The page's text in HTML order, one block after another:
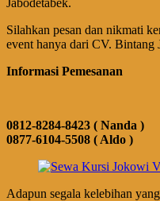
Jabodetabek.
Silahkan pesan dan nikmati
event hanya dari CV. Bintang
Informasi Pemesanan
0812-8284-8423 ( Nanda )
0877-6104-5508 ( Aldo )
Adapun segala kelebihan